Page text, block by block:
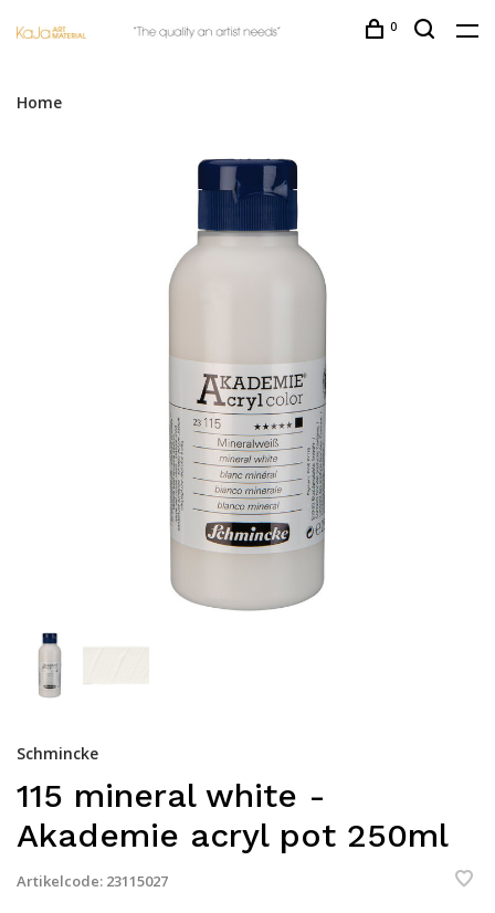
0
Home
Schmincke
115 mineral white -
Akademie acryl pot 250ml
Artikelcode: 23115027